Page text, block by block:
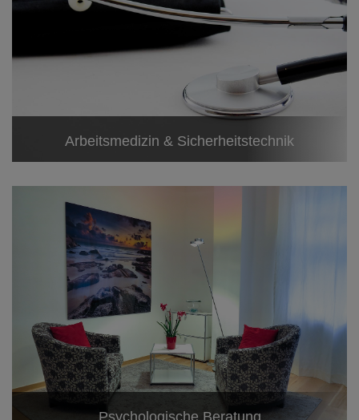
Arbeitsmedizin & Sicherheitstechnik
Psychologische Beratung